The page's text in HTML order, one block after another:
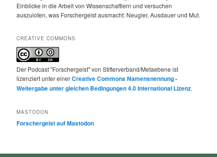
Einblicke in die Arbeit von Wissenschaftlern und versuchen
auszuloten, was Forschergeist ausmacht: Neugier, Ausdauer und Mut.
CREATIVE COMMONS
Der Podcast "Forschergeist" von Stifterverband/Metaebene ist
lizenziert unter einerCreative Commons Namensnennung -
Weitergabe unter gleichen Bedingungen 4.0 International Lizenz.
MASTODON
Forschergeist auf Mastodon